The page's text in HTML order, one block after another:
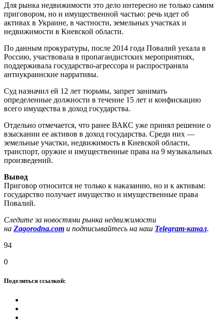
Для рынка недвижимости это дело интересно не только самим
приговором, но и имущественной частью: речь идет об
активах в Украине, в частности, земельных участках и
недвижимости в Киевской области.
По данным прокуратуры, после 2014 года Повалий уехала в
Россию, участвовала в пропагандистских мероприятиях,
поддерживала государство-агрессора и распространяла
антиукраинские нарративы.
Суд назначил ей 12 лет тюрьмы, запрет занимать
определенные должности в течение 15 лет и конфискацию
всего имущества в доход государства.
Отдельно отмечается, что ранее ВАКС уже принял решение о
взыскании ее активов в доход государства. Среди них —
земельные участки, недвижимость в Киевской области,
транспорт, оружие и имущественные права на 9 музыкальных
произведений.
Вывод
Приговор относится не только к наказанию, но и к активам:
государство получает имущество и имущественные права
Повалий.
Следите за новостями рынка недвижимости
на Zagorodna.com и подписывайтесь на наш Telegram-канал.
94
0
Поделиться ссылкой: